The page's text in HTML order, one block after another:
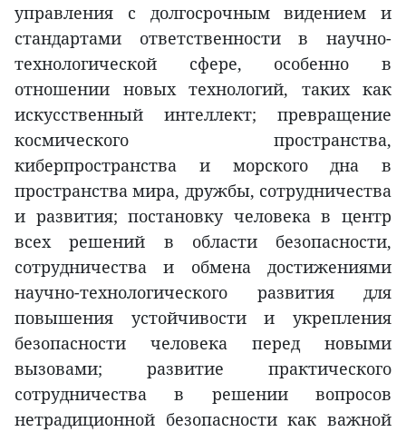
управления с долгосрочным видением и
стандартами ответственности в научно-
технологической сфере, особенно в
отношении новых технологий, таких как
искусственный интеллект; превращение
космического пространства,
киберпространства и морского дна в
пространства мира, дружбы, сотрудничества
и развития; постановку человека в центр
всех решений в области безопасности,
сотрудничества и обмена достижениями
научно-технологического развития для
повышения устойчивости и укрепления
безопасности человека перед новыми
вызовами; развитие практического
сотрудничества в решении вопросов
нетрадиционной безопасности как важной